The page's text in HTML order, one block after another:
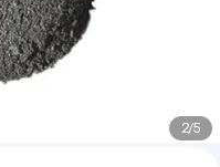
2/5